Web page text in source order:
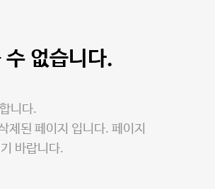
수 없습니다.
니다.
제된 페이지 입니다. 페이지
바랍니다.